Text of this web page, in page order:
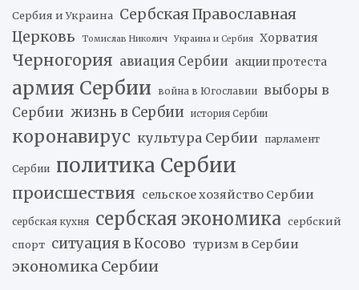
Сербия и Украина Сербская Православная
Церковь
Томислав Николич Украина и Сербия Хорватия
Черногория авиация Сербии акции протеста
армия Сербии война в Югославии
выборы в
Сербии жизнь в Сербии история Сербии
коронавирус культура Сербии парламент
Сербии политика Сербии
происшествия сельское хозяйство Сербии
сербская кухня сербская экономика сербский
спорт ситуация в Косово туризм в Сербии
экономика Сербии